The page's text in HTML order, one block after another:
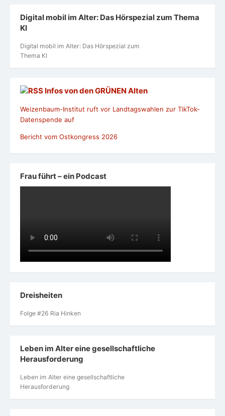
Digital mobil im Alter: Das Hörspezial zum Thema
KI
Digital mobil im Alter: Das Hörspezial zum
Thema KI
Infos von den GRÜNEN Alten
Weizenbaum-Institut ruft vor Landtagswahlen zur TikTok-
Datenspende auf
Bericht vom Ostkongress 2026
Frau führt – ein Podcast
Dreisheiten
Folge #26 Ria Hinken
Leben im Alter eine gesellschaftliche
Herausforderung
Leben im Alter eine gesellschaftliche
Herausforderung